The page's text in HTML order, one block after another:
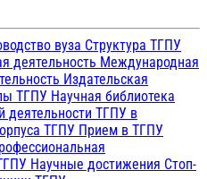
вуза Структура ТГПУ
деятельность Международная
Издательская
ТГПУ Научная библиотека
деятельности ТГПУ в
ТГПУ Прием в ТГПУ
Научные достижения Стоп-